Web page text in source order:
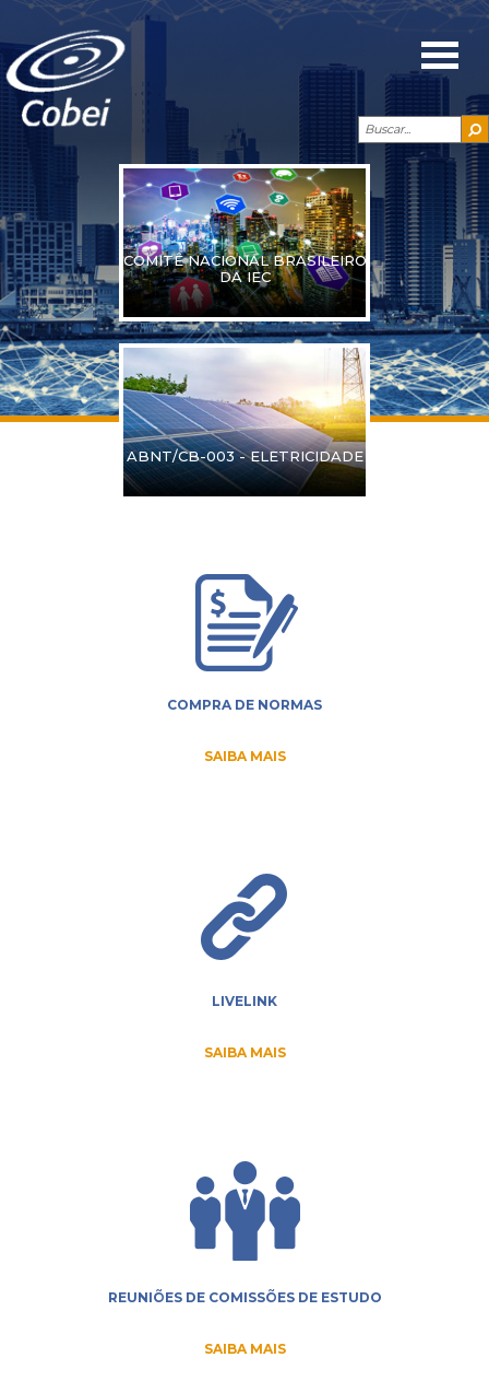
COMITÊ NACIONAL BRASILEIRO
DA IEC
ABNT/CB-003 - ELETRICIDADE
COMPRA DE NORMAS
SAIBA MAIS
LIVELINK
SAIBA MAIS
REUNIÕES DE COMISSÕES DE ESTUDO
SAIBA MAIS